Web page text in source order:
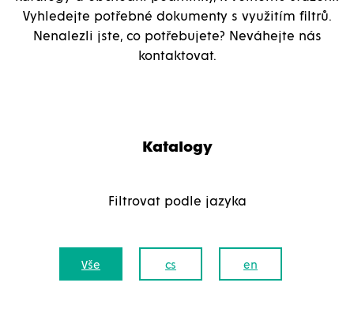
Vyhledejte potřebné dokumenty s využitím filtrů.
Nenalezli jste, co potřebujete? Neváhejte nás
kontaktovat.
Katalogy
Filtrovat podle jazyka
Vše cs en